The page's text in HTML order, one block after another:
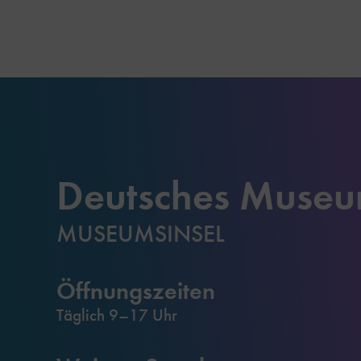
Deutsches
MUSEUMSINSEL
Öffnungszeiten
Täglich 9–17 Uhr